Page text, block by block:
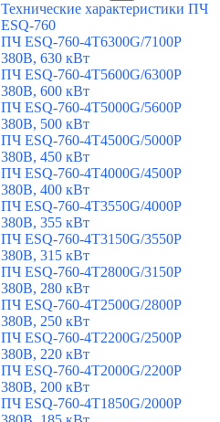
Технические характеристики ПЧ
ESQ-760
ПЧ ESQ-760-4T6300G/7100P
380В, 630 кВт
ПЧ ESQ-760-4T5600G/6300P
380В, 600 кВт
ПЧ ESQ-760-4T5000G/5600P
380В, 500 кВт
ПЧ ESQ-760-4T4500G/5000P
380В, 450 кВт
ПЧ ESQ-760-4T4000G/4500P
380В, 400 кВт
ПЧ ESQ-760-4T3550G/4000P
380В, 355 кВт
ПЧ ESQ-760-4T3150G/3550P
380В, 315 кВт
ПЧ ESQ-760-4T2800G/3150P
380В, 280 кВт
ПЧ ESQ-760-4T2500G/2800P
380В, 250 кВт
ПЧ ESQ-760-4T2200G/2500P
380В, 220 кВт
ПЧ ESQ-760-4T2000G/2200P
380В, 200 кВт
ПЧ ESQ-760-4T1850G/2000P